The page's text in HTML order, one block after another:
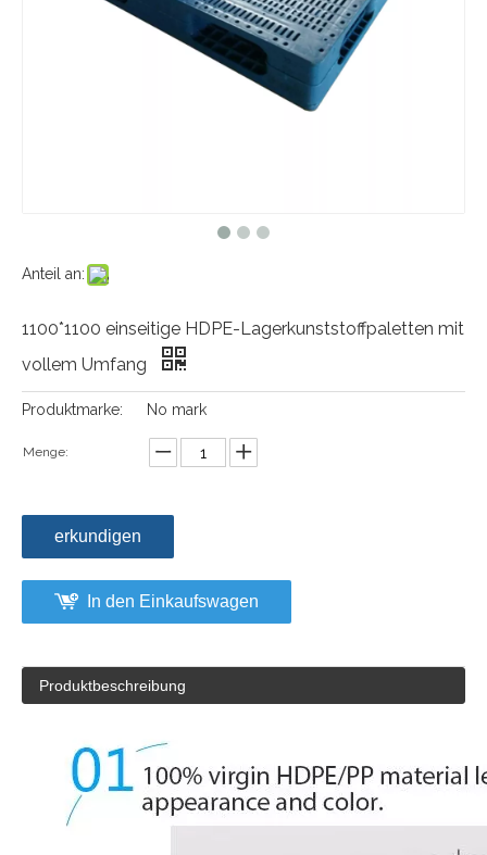
Anteil an:
1100*1100 einseitige HDPE-Lagerkunststoffpaletten mit
vollem Umfang
Produktmarke: No mark
Menge:
erkundigen
In den Einkaufswagen
Produktbeschreibung